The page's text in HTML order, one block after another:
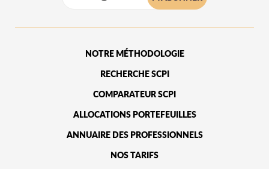
NOTRE MÉTHODOLOGIE
RECHERCHE SCPI
COMPARATEUR SCPI
ALLOCATIONS PORTEFEUILLES
ANNUAIRE DES PROFESSIONNELS
NOS TARIFS